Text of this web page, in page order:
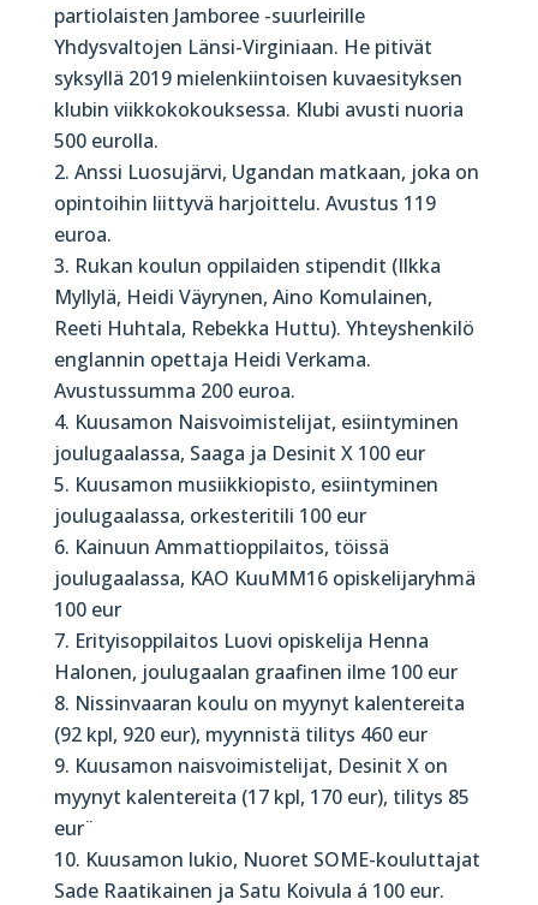
partiolaisten Jamboree -suurleirille
Yhdysvaltojen Länsi-Virginiaan. He pitivät
syksyllä 2019 mielenkiintoisen kuvaesityksen
klubin viikkokokouksessa. Klubi avusti nuoria
500 eurolla.
Anssi Luosujärvi, Ugandan matkaan, joka on
opintoihin liittyvä harjoittelu. Avustus 119
euroa.
Rukan koulun oppilaiden stipendit (Ilkka
Myllylä, Heidi Väyrynen, Aino Komulainen,
Reeti Huhtala, Rebekka Huttu). Yhteyshenkilö
englannin opettaja Heidi Verkama.
Avustussumma 200 euroa.
Kuusamon Naisvoimistelijat, esiintyminen
joulugaalassa, Saaga ja Desinit X 100 eur
Kuusamon musiikkiopisto, esiintyminen
joulugaalassa, orkesteritili 100 eur
Kainuun Ammattioppilaitos, töissä
joulugaalassa, KAO KuuMM16 opiskelijaryhmä
100 eur
Erityisoppilaitos Luovi opiskelija Henna
Halonen, joulugaalan graafinen ilme 100 eur
Nissinvaaran koulu on myynyt kalentereita
(92 kpl, 920 eur), myynnistä tilitys 460 eur
Kuusamon naisvoimistelijat, Desinit X on
myynyt kalentereita (17 kpl, 170 eur), tilitys 85
eur¨
Kuusamon lukio, Nuoret SOME-kouluttajat
Sade Raatikainen ja Satu Koivula á 100 eur.